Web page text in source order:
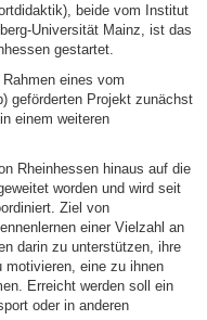
beide vom Institut
Universität Mainz, ist das
gestartet.
eines vom
geförderten Projekt zunächst
einem weiteren
Rheinhessen hinaus auf die
worden und wird seit
Ziel von
einer Vielzahl an
darin zu unterstützen, ihre
motivieren, eine zu ihnen
Erreicht werden soll ein
oder in anderen